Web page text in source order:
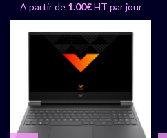
A partir de 1.00€HT par jour